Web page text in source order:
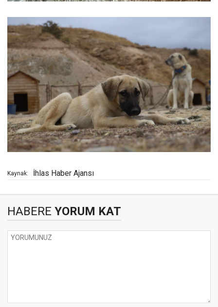
Kaynak: İhlas Haber Ajansı
HABERE YORUM KAT